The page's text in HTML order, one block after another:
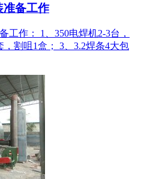
准备工作
工作： 1、350电焊机2-3台，
，割咀1盒； 3、3.2焊条4大包